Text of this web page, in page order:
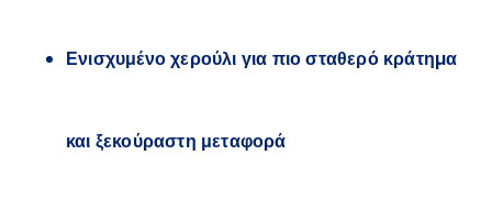
Ενισχυμένο χερούλι για πιο σταθερό κράτηµα
και ξεκούραστη μεταφορά